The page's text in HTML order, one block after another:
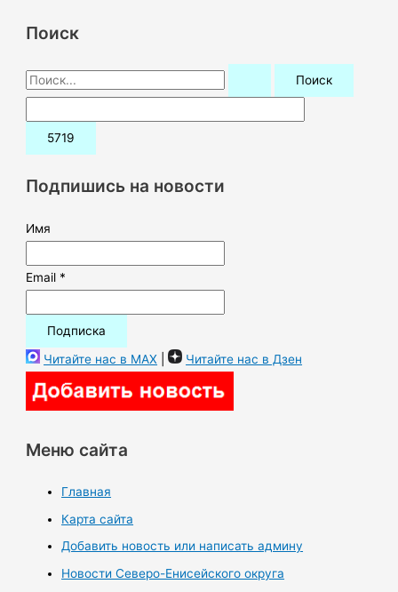
Поиск
П
о
и
:Подпишись на новости
Имя
Email *
Читайте нас в MAX | Читайте нас в Дзен
Меню сайта
Главная
Карта сайта
Добавить новость или написать админу
Новости Северо-Енисейского округа